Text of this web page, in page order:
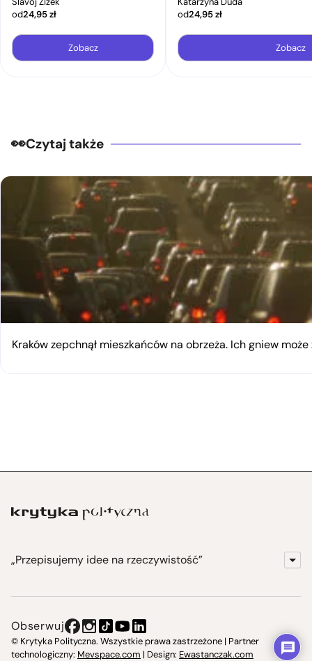
od24,95zł
Zobacz
od24,95zł
Zobacz
Czytaj także
Kraków zepchnął mieszkańców na obrzeża. Ich gniew
„Przepisujemy idee na rzeczywistość”
Instytut Krytyki Politycznej
Obserwuj
© Krytyka Polityczna. Wszystkie prawa zastrzeżone | Partner
technologiczny: Mevspace.com | Design: Ewastanczak.com